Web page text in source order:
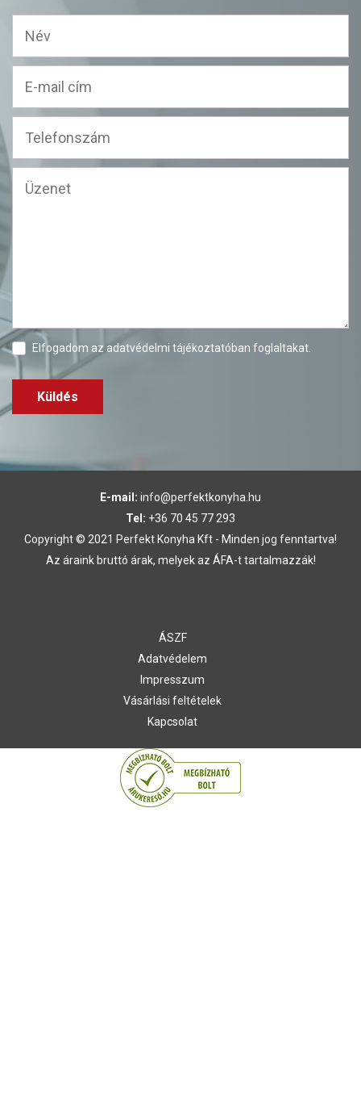
Elfogadom az adatvédelmi tájékoztatóban foglaltakat.
Küldés
E-mail: info@perfektkonyha.hu
Tel: +36 70 45 77 293
Copyright © 2021 Perfekt Konyha Kft - Minden jog fenntartva!
Az áraink bruttó árak, melyek az ÁFA-t tartalmazzák!
ÁSZF
Adatvédelem
Impresszum
Vásárlási feltételek
Kapcsolat